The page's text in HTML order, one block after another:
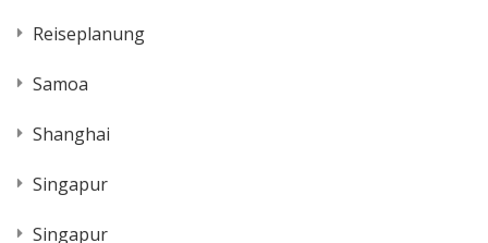
Reiseplanung
Samoa
Shanghai
Singapur
Singapur